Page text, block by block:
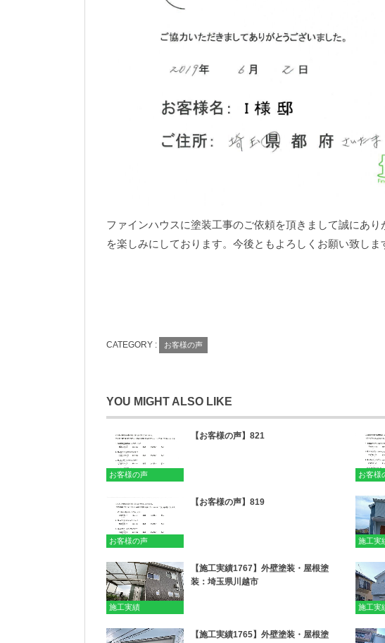
ファインハウスに塗装工事のご依頼を頂きまして誠にあ
を楽しみにしております。今後ともよろしくお願い致しま
CATEGORY : お客様の声
YOU MIGHT ALSO LIKE
お客様の声
【お客様の声】821
お客様
お客様の声
【お客様の声】819
施工実
施工実績
【施工実績1767】外壁塗装・屋根塗
装：埼玉県川越市
施工実
【施工実績1765】外壁塗装・屋根塗